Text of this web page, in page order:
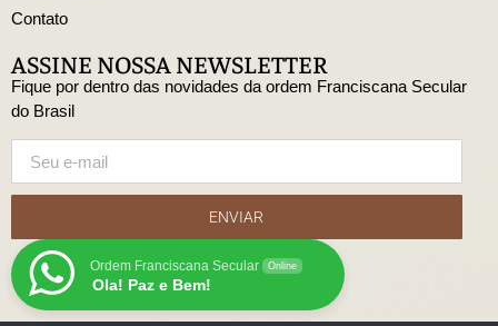
Contato
ASSINE NOSSA NEWSLETTER
Fique por dentro das novidades da ordem Franciscana Secular
do Brasil
ENVIAR
Ordem Franciscana Secular Online
Ola! Paz e Bem!